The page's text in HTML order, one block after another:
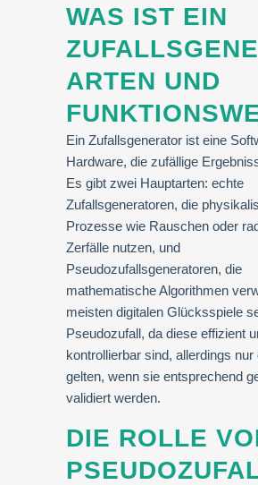
WAS IST EIN
ARTEN UND
Ein Zufallsgenerator ist eine
Hardware, die zufällige
Es gibt zwei Hauptarten: echte
Zufallsgeneratoren, die
Prozesse wie Rauschen oder
Zerfälle nutzen, und
Pseudozufallsgeneratoren, die
mathematische Algorithmen
meisten digitalen Glücksspiele
Pseudozufall, da diese effizient
kontrollierbar sind, allerdings nur
gelten, wenn sie entsprechend
validiert werden.
DIE ROLLE